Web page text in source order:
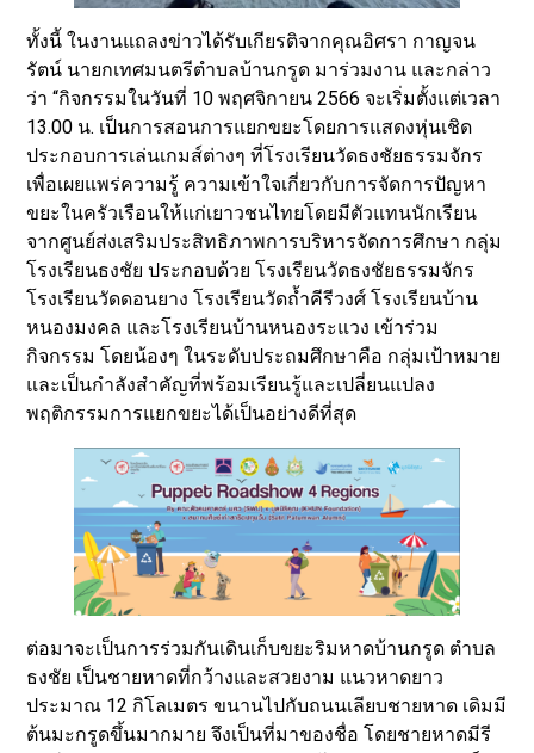
ทั้งนี้ ในงานแถลงข่าวได้รับเกียรติจากคุณอิศรา กาญจน
รัตน์ นายกเทศมนตรีตำบลบ้านกรูด มาร่วมงาน และกล่าว
ว่า “กิจกรรมในวันที่ 10 พฤศจิกายน 2566 จะเริ่มตั้งแต่เวลา
13.00 น. เป็นการสอนการแยกขยะโดยการแสดงหุ่นเชิด
ประกอบการเล่นเกมส์ต่างๆ ที่โรงเรียนวัดธงชัยธรรมจักร
เพื่อเผยแพร่ความรู้ ความเข้าใจเกี่ยวกับการจัดการปัญหา
ขยะในครัวเรือนให้แก่เยาวชนไทยโดยมีตัวแทนนักเรียน
จากศูนย์ส่งเสริมประสิทธิภาพการบริหารจัดการศึกษา กลุ่ม
โรงเรียนธงชัย ประกอบด้วย โรงเรียนวัดธงชัยธรรมจักร
โรงเรียนวัดดอนยาง โรงเรียนวัดถ้ำคีรีวงศ์ โรงเรียนบ้าน
หนองมงคล และโรงเรียนบ้านหนองระแวง เข้าร่วม
กิจกรรม โดยน้องๆ ในระดับประถมศึกษาคือ กลุ่มเป้าหมาย
และเป็นกำลังสำคัญที่พร้อมเรียนรู้และเปลี่ยนแปลง
พฤติกรรมการแยกขยะได้เป็นอย่างดีที่สุด
ต่อมาจะเป็นการร่วมกันเดินเก็บขยะริมหาดบ้านกรูด ตำบล
ธงชัย เป็นชายหาดที่กว้างและสวยงาม แนวหาดยาว
ประมาณ 12 กิโลเมตร ขนานไปกับถนนเลียบชายหาด เดิมมี
ต้นมะกรูดขึ้นมากมาย จึงเป็นที่มาของชื่อ โดยชายหาดมีรี